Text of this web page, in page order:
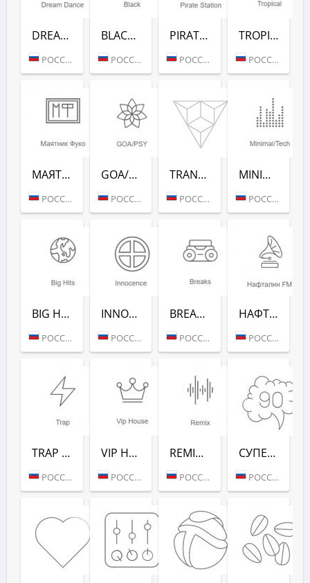
DREAM DANCE (РАДИО РЕКОРД)
РОССИЯ (МОСКВА)
BLACK RAP (РАДИО РЕКОРД)
РОССИЯ (МОСКВА)
PIRATE STATION (РАДИО РЕКОРД)
РОССИЯ (МОСКВА)
TROPICAL (РАДИО РЕКОРД)
РОССИЯ (МОСКВА)
МАЯТНИК ФУКО (РАДИО РЕКОРД)
РОССИЯ (МОСКВА)
GOA/PSY (РАДИО РЕКОРД)
РОССИЯ (МОСКВА)
TRANCE CLASSICS (РАДИО РЕКОРД)
РОССИЯ (МОСКВА)
MINIMAL/TECH (РАДИО РЕКОРД)
РОССИЯ (МОСКВА)
BIG HITS (РАДИО РЕКОРД)
РОССИЯ (МОСКВА)
INNOCENCE (РАДИО РЕКОРД)
РОССИЯ (МОСКВА)
BREAKS (РАДИО РЕКОРД)
РОССИЯ (МОСКВА)
НАФТАЛИН FM (РАДИО РЕКОРД)
РОССИЯ (МОСКВА)
TRAP (РАДИО РЕКОРД)
РОССИЯ (МОСКВА)
VIP HOUSE (РАДИО РЕКОРД)
РОССИЯ (МОСКВА)
REMIX (РАДИО РЕКОРД)
РОССИЯ (МОСКВА)
СУПЕРДИСКОТЕКА 90-Х (РАДИО РЕКОРД)
РОССИЯ (МОСКВА)